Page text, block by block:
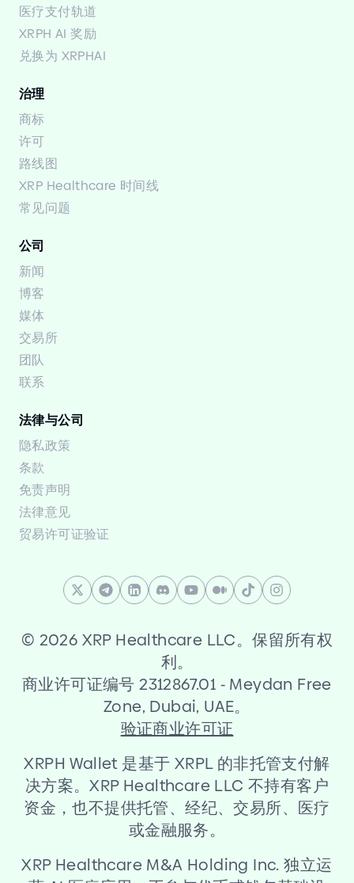
医疗支付轨道
XRPH AI 奖励
兑换为 XRPHAI
治理
商标
许可
路线图
XRP Healthcare 时间线
常见问题
公司
新闻
博客
媒体
交易所
团队
联系
法律与公司
隐私政策
条款
免责声明
法律意见
贸易许可证验证
© 2026 XRP Healthcare LLC。保留所有权
利。
商业许可证编号 2312867.01 - Meydan Free
Zone, Dubai, UAE。
验证商业许可证
XRPH Wallet 是基于 XRPL 的非托管支付解
决方案。XRP Healthcare LLC 不持有客户
资金，也不提供托管、经纪、交易所、医疗
或金融服务。
XRP Healthcare M&A Holding Inc. 独立运